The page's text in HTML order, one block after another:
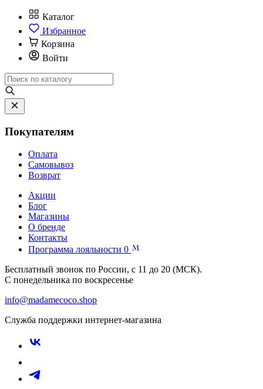
Каталог
Избранное
Корзина
Войти
Покупателям
Оплата
Самовывоз
Возврат
Акции
Блог
Магазины
О бренде
Контакты
Программа лояльности 0
Бесплатный звонок по России, с 11 до 20 (МСК).
С понедельника по воскресенье
info@madamecoco.shop
Служба поддержки интернет-магазина